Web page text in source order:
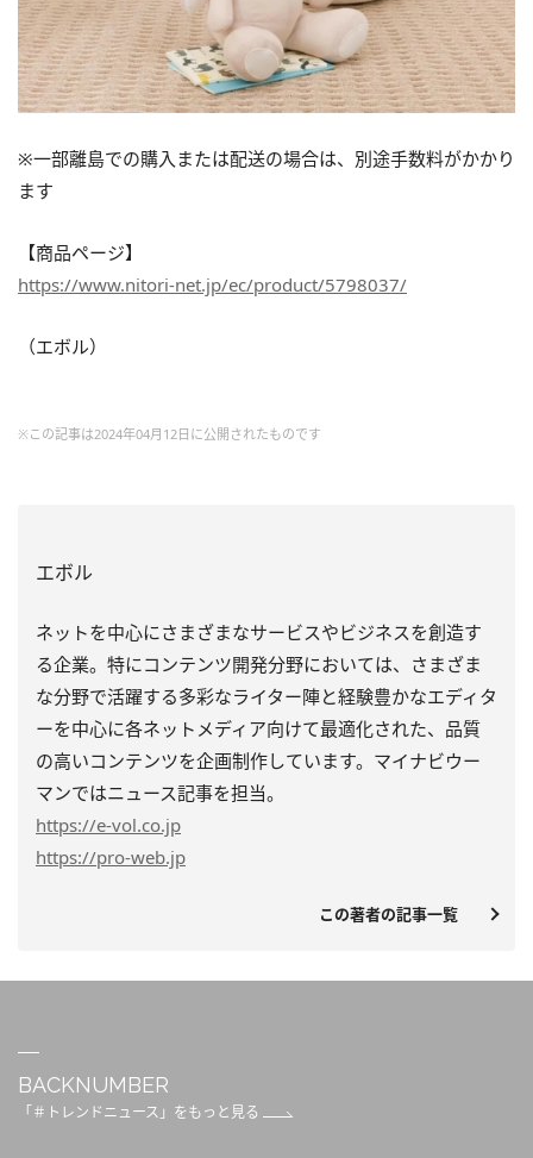
※⼀部離島での購入または配送の場合は、別途⼿数料がかかり
ます
【商品ページ】
https://www.nitori-net.jp/ec/product/5798037/
（エボル）
※この記事は2024年04月12日に公開されたものです
エボル
ネットを中心にさまざまなサービスやビジネスを創造す
る企業。特にコンテンツ開発分野においては、さまざま
な分野で活躍する多彩なライター陣と経験豊かなエディタ
ーを中心に各ネットメディア向けて最適化された、品質
の高いコンテンツを企画制作しています。マイナビウー
マンではニュース記事を担当。
https://e-vol.co.jp
https://pro-web.jp
この著者の記事一覧
BACKNUMBER
「＃トレンドニュース」をもっと見る